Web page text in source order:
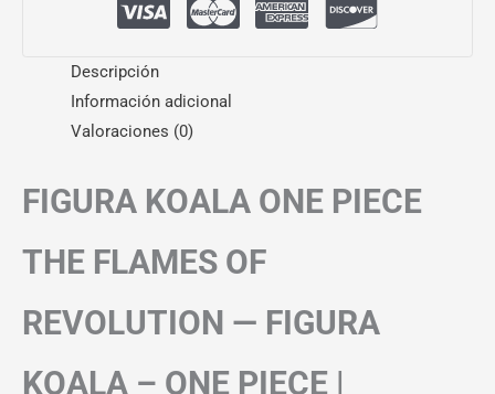
Descripción
Información adicional
Valoraciones (0)
FIGURA KOALA ONE PIECE
THE FLAMES OF
REVOLUTION — FIGURA
KOALA – ONE PIECE |